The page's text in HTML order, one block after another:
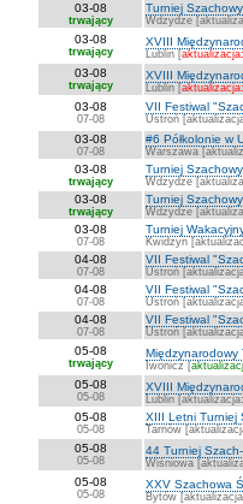
03-08
trwający
Turniej
Wdzydze
03-08
trwający
XVIII
Lublin [
03-08
trwający
XVIII
Lublin [
03-08
07-08
VII Festiwal
Ustroń
03-08
07-08
#6 Półkolonie w
Warszawa
03-08
trwający
Turniej
Wdzydze
03-08
trwający
Turniej
Wdzydze
03-08
07-08
Turniej
Kwidzyn
04-08
07-08
VII Festiwal
Ustroń
04-08
07-08
VII Festiwal
Ustroń
04-08
07-08
VII Festiwal
Ustroń
05-08
trwający
Międzynarodowy
Iwonicz [
05-08
05-08
XVIII
Lublin
05-08
05-08
XIII Letni Turniej
Tarnów
05-08
05-08
44 Turniej
Wiśniowa
05-08
05-08
XXV Szachowa
Bytów